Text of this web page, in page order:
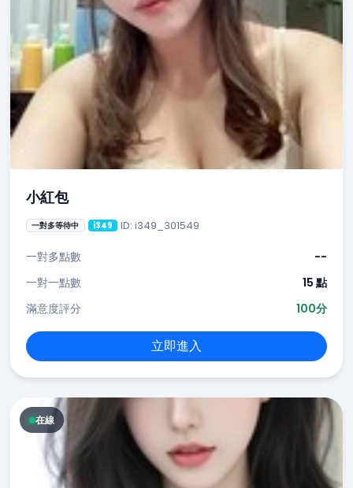
小紅包
一對多等待中 i349 ID: i349_301549
一對多點數
--
一對一點數
15 點
滿意度評分
100分
立即進入
在線